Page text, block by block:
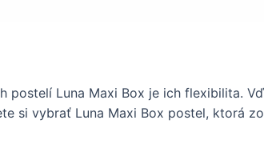
postelí Luna Maxi Box je ich flexibilita.
si vybrať Luna Maxi Box postel, ktorá